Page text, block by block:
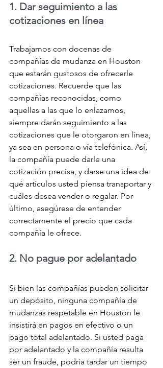
1. Dar seguimiento a las
cotizaciones en línea
Trabajamos con docenas de
compañías de mudanza en Houston
que estarán gustosos de ofrecerle
cotizaciones. Recuerde que las
compañías reconocidas, como
aquellas a las que lo enlazamos,
siempre darán seguimiento a las
cotizaciones que le otorgaron en línea,
ya sea en persona o vía telefónica. Así,
la compañía puede darle una
cotización precisa, y darse una idea de
qué artículos usted piensa transportar y
cuáles desea vender o regalar. Por
último, asegúrese de entender
correctamente el precio que cada
compañía le ofrece.
2. No pague por adelantado
Si bien las compañías pueden solicitar
un depósito, ninguna compañía de
mudanzas respetable en Houston le
insistirá en pagos en efectivo o un
pago total adelantado. Si usted paga
por adelantado y la compañía resulta
ser un fraude, podría tardar un tiempo